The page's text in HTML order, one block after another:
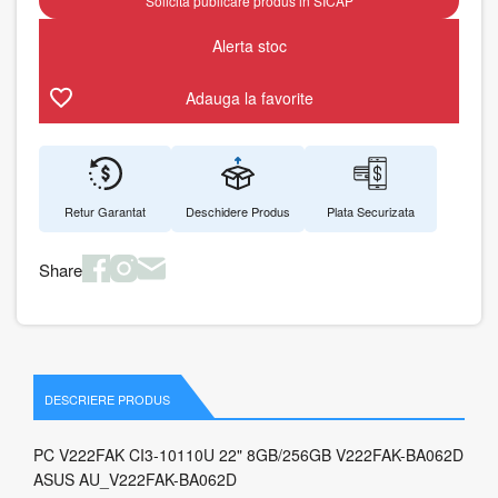
Alerta stoc
Adauga la favorite
Retur Garantat Deschidere Produs Plata Securizata
Share
DESCRIERE PRODUS
PC V222FAK CI3-10110U 22" 8GB/256GB V222FAK-BA062D
ASUS AU_V222FAK-BA062D